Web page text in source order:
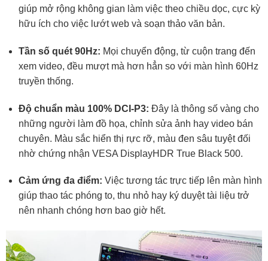
giúp mở rộng không gian làm việc theo chiều dọc, cực kỳ
hữu ích cho việc lướt web và soạn thảo văn bản.
Tần số quét 90Hz: Mọi chuyển động, từ cuộn trang đến
xem video, đều mượt mà hơn hẳn so với màn hình 60Hz
truyền thống.
Độ chuẩn màu 100% DCI-P3: Đây là thông số vàng cho
những người làm đồ họa, chỉnh sửa ảnh hay video bán
chuyên. Màu sắc hiển thị rực rỡ, màu đen sâu tuyệt đối
nhờ chứng nhận VESA DisplayHDR True Black 500.
Cảm ứng đa điểm: Việc tương tác trực tiếp lên màn hình
giúp thao tác phóng to, thu nhỏ hay ký duyệt tài liệu trở
nên nhanh chóng hơn bao giờ hết.